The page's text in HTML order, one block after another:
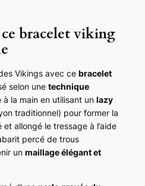
bracelet viking
Vikings avec ce bracelet
selon une technique
à la main en utilisant un lazy
traditionnel) pour former la
et allongé le tressage à l’aide
percé de trous
un maillage élégant et